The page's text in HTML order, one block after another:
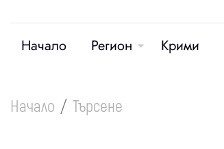
Начало Регион Крими
Начало Търсене